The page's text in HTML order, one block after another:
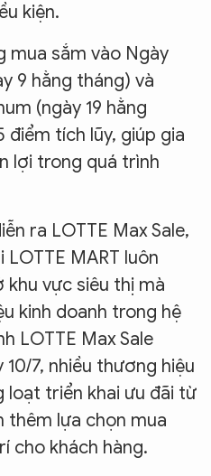
kiện.
mua sắm vào Ngày
9 hằng tháng) và
(ngày 19 hằng
điểm tích lũy, giúp gia
lợi trong quá trình
ra LOTTE Max Sale,
MART luôn
khu vực siêu thị mà
kinh doanh trong hệ
LOTTE Max Sale
7, nhiều thương hiệu
loạt triển khai ưu đãi từ
thêm lựa chọn mua
cho khách hàng.